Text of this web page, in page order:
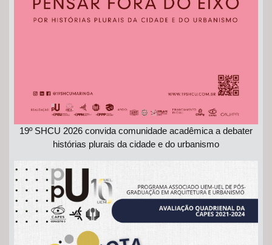
19º SHCU 2026 convida comunidade acadêmica a debater
histórias plurais da cidade e do urbanismo